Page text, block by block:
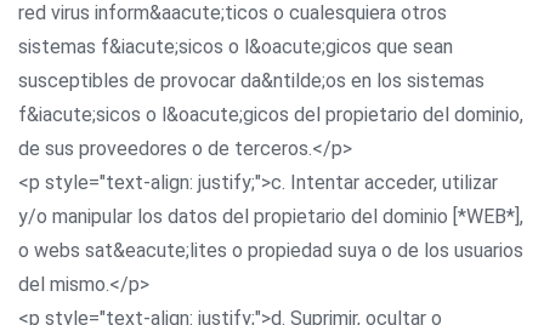
red virus inform&aacute;ticos o cualesquiera otros
sistemas f&iacute;sicos o l&oacute;gicos que sean
susceptibles de provocar da&ntilde;os en los sistemas
f&iacute;sicos o l&oacute;gicos del propietario del dominio,
de sus proveedores o de terceros.</p>
<p style="text-align: justify;">c. Intentar acceder, utilizar
y/o manipular los datos del propietario del dominio [*WEB*],
o webs sat&eacute;lites o propiedad suya o de los usuarios
del mismo.</p>
<p style="text-align: justify;">d. Suprimir, ocultar o